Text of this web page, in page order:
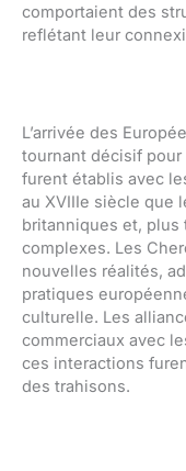
comportaient des
reflétant leur
L’arrivée des
tournant décisif
furent établis avec
au XVIIIe siècle que
britanniques et, plus
complexes. Les
nouvelles réalités,
pratiques
culturelle. Les
commerciaux avec
ces interactions
des trahisons.